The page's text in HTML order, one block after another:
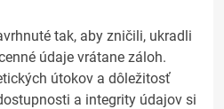
tak, aby zničili, ukradli
údaje vrátane záloh.
útokov a dôležitosť
a integrity údajov si